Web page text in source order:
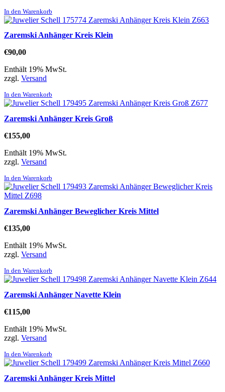
In den Warenkorb
Zaremski Anhänger Kreis Klein
€90,00
Enthält 19% MwSt.
zzgl. Versand
In den Warenkorb
Zaremski Anhänger Kreis Groß
€155,00
Enthält 19% MwSt.
zzgl. Versand
In den Warenkorb
Zaremski Anhänger Beweglicher Kreis Mittel
€135,00
Enthält 19% MwSt.
zzgl. Versand
In den Warenkorb
Zaremski Anhänger Navette Klein
€115,00
Enthält 19% MwSt.
zzgl. Versand
In den Warenkorb
Zaremski Anhänger Kreis Mittel